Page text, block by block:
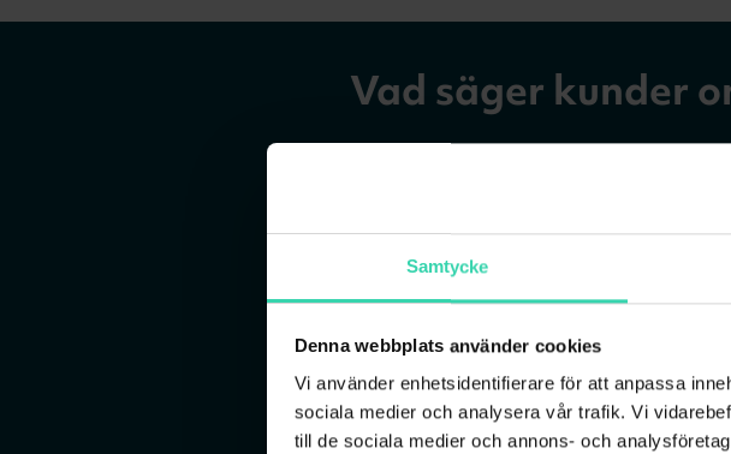
Samtycke
Denna webbplats använder cookies
Vi använder enhetsidentifierare för att anpassa
sociala medier och analysera vår trafik. Vi
till de sociala medier och annons- och
Vad säger kunder